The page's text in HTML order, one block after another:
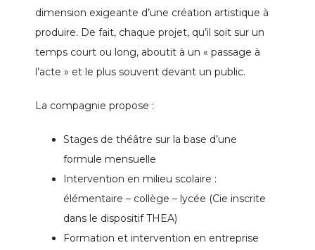
dimension exigeante d’une création artistique à
produire. De fait, chaque projet, qu’il soit sur un
temps court ou long, aboutit à un « passage à
l’acte » et le plus souvent devant un public.
La compagnie propose :
Stages de théâtre sur la base d’une
formule mensuelle
Intervention en milieu scolaire :
élémentaire – collège – lycée (Cie inscrite
dans le dispositif THEA)
Formation et intervention en entreprise